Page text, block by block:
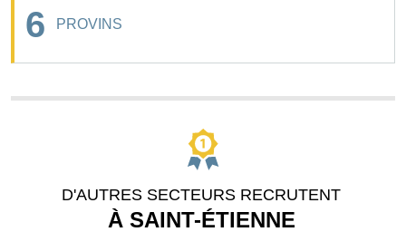
6 PROVINS
D'AUTRES SECTEURS RECRUTENT
À SAINT-ÉTIENNE